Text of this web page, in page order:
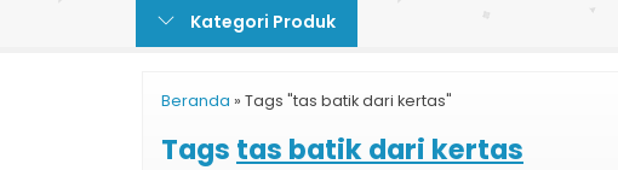
Kategori Produk
Beranda » Tags "tas batik dari kertas"
Tags tas batik dari kertas